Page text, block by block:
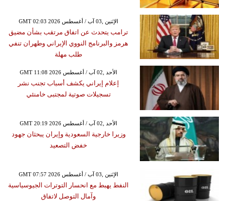
GMT 02:03 2026 الإثنين ,03 آب / أغسطس
ترامب يتحدث عن اتفاق مرتقب بشأن مضيق
هرمز والبرنامج النووي الإيراني وطهران تنفي
طلب مهلة
GMT 11:08 2026 الأحد ,02 آب / أغسطس
إعلام إيراني يكشف أسباب تجنب نشر
تسجيلات صوتية لمجتبى خامنئي
GMT 20:19 2026 الأحد ,02 آب / أغسطس
وزيرا خارجية السعودية وإيران يبحثان جهود
خفض التصعيد
GMT 07:57 2026 الإثنين ,03 آب / أغسطس
النفط يهبط مع انحسار التوترات الجيوسياسية
وآمال التوصل لاتفاق